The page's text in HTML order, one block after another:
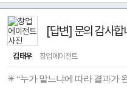
[답변] 문의 감사합
김태우 창업에이전트
✳ “누가 맡느냐에 따라 결과가